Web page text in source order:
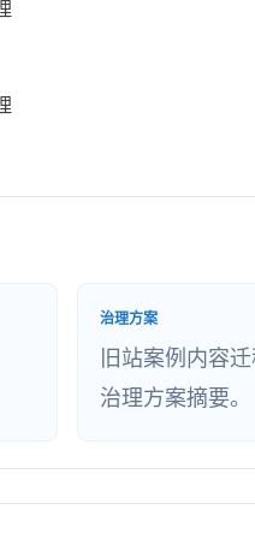
治理方案
旧站案例内容
治理方案摘要。